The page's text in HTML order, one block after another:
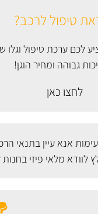
טיפול לרכב?
לכם ערכת טיפול
גבוהה ומחיר הוגן!
לחצו כאן
אנא עייןבתנאי
לוודא מלאי פיזי